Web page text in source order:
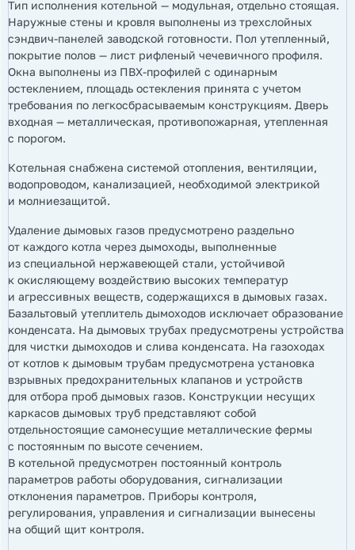
Тип исполнения котельной — модульная, отдельно стоящая.
Наружные стены и кровля выполнены из трехслойных
сэндвич-панелей заводской готовности. Пол утепленный,
покрытие полов — лист рифленый чечевичного профиля.
Окна выполнены из ПВХ-профилей с одинарным
остеклением, площадь остекления принята с учетом
требования по легкосбрасываемым конструкциям. Дверь
входная — металлическая, противопожарная, утепленная
с порогом.
Котельная снабжена системой отопления, вентиляции,
водопроводом, канализацией, необходимой электрикой
и молниезащитой.
Удаление дымовых газов предусмотрено раздельно
от каждого котла через дымоходы, выполненные
из специальной нержавеющей стали, устойчивой
к окисляющему воздействию высоких температур
и агрессивных веществ, содержащихся в дымовых газах.
Базальтовый утеплитель дымоходов исключает образование
конденсата. На дымовых трубах предусмотрены устройства
для чистки дымоходов и слива конденсата. На газоходах
от котлов к дымовым трубам предусмотрена установка
взрывных предохранительных клапанов и устройств
для отбора проб дымовых газов. Конструкции несущих
каркасов дымовых труб представляют собой
отдельностоящие самонесущие металлические фермы
с постоянным по высоте сечением.
В котельной предусмотрен постоянный контроль
параметров работы оборудования, сигнализации
отклонения параметров. Приборы контроля,
регулирования, управления и сигнализации вынесены
на общий щит контроля.